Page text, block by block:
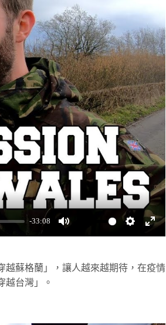
-33:08
Mute Settings
Enter
越蘇格蘭」，讓人越來越期待，在疫情
越台灣」。